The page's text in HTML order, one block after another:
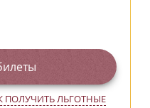
ПОЛУЧИТЬ ЛЬГОТНЫЕ